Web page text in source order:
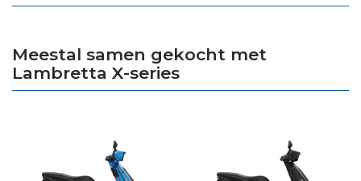
Meestal samen gekocht met
Lambretta X-series